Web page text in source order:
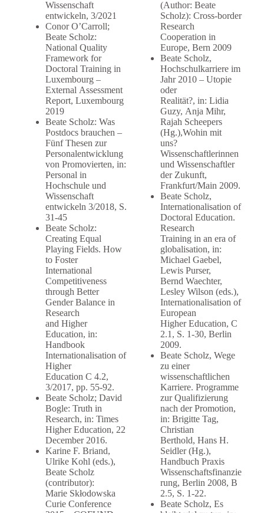
Wissenschaft
entwickeln, 3/2021
Conor O’Carroll;
Beate Scholz:
National Quality
Framework for
Doctoral Training in
Luxembourg –
External Assessment
Report, Luxembourg
2019
Beate Scholz: Was
Postdocs brauchen –
Fünf Thesen zur
Personalentwicklung
von Promovierten, in:
Personal in
Hochschule und
Wissenschaft
entwickeln 3/2018, S.
31-45
Beate Scholz:
Creating Equal
Playing Fields. How
to Foster
International
Competitiveness
through Better
Gender Balance in
Research
and Higher
Education, in:
Handbook
Internationalisation of
Higher
Education C 4.2,
3/2017, pp. 55-92.
Beate Scholz; David
Bogle: Truth in
Research, in: Times
Higher Education, 22
December 2016.
Karine F. Briand,
Ulrike Kohl (eds.),
Beate Scholz
(contributor):
Marie Skłodowska
Curie Conference
(Author: Beate
Scholz): Cross-border
Research
Cooperation in
Europe, Bern 2009
Beate Scholz,
Hochschulkarriere im
Jahr 2010 – Utopie
oder
Realität?, in: Lidia
Guzy, Anja Mihr,
Rajah Scheepers
(Hg.),Wohin mit
uns?
Wissenschaftlerinnen
und Wissenschaftler
der Zukunft,
Frankfurt/Main 2009.
Beate Scholz,
Internationalisation of
Doctoral Education.
Research
Training in an era of
globalisation, in:
Michael Gaebel,
Lewis Purser,
Bernd Waechter,
Lesley Wilson (eds.),
Internationalisation of
European
Higher Education, C
2.1, S. 1-30, Berlin
2009.
Beate Scholz, Wege
zu einer
wissenschaftlichen
Karriere. Programme
zur Qualifizierung
nach der Promotion,
in: Brigitte Tag,
Christian
Berthold, Hans H.
Seidler (Hg.),
Handbuch Praxis
Wissenschaftsfinanzie
rung, Berlin 2008, B
2.5, S. 1-22.
Beate Scholz, Es